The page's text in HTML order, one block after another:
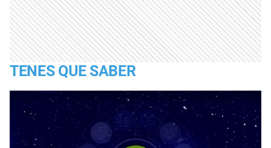
TENES QUE SABER